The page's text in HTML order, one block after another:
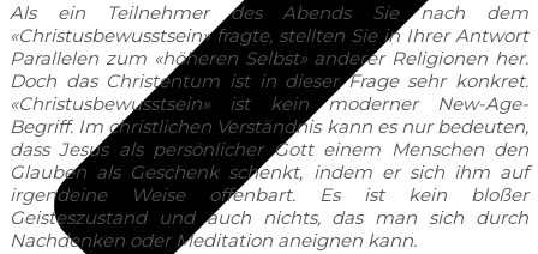
Als ein Teilnehmer des Abends Sie nach dem
«Christusbewusstsein» fragte, stellten Sie in Ihrer Antwort
Parallelen zum «höheren Selbst» anderer Religionen her.
Doch das Christentum ist in dieser Frage sehr konkret.
«Christusbewusstsein» ist kein moderner New-Age-
Begriff. Im christlichen Verständnis kann es nur bedeuten,
dass Jesus als persönlicher Gott einem Menschen den
Glauben als Geschenk schenkt, indem er sich ihm auf
irgendeine Weise offenbart. Es ist kein bloßer
Geisteszustand und auch nichts, das man sich durch
Nachdenken oder Meditation aneignen kann.